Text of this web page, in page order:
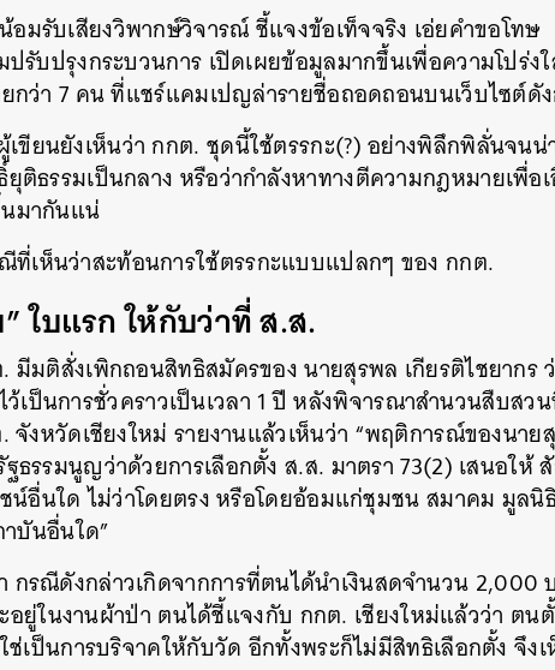
มรับเสียงวิพากษ์วิจารณ์ ชี้แจงข้อเท็จจริง เอ่ยคำขอโทษ
บปรุงกระบวนการ เปิดเผยข้อมูลมากขึ้นเพื่อความโปร่ง
ว่า 7 คน ที่แชร์แคมเปญล่ารายชื่อถอดถอนบนเว็บไซต์ดั
ขียนยังเห็นว่า กกต. ชุดนี้ใช้ตรรกะ(?) อย่างพิลึกพิลั่นจนน่
ติธรรมเป็นกลาง หรือว่ากำลังหาทางตีความกฎหมายเพื่อ
มากันแน่
ที่เห็นว่าสะท้อนการใช้ตรรกะแบบแปลกๆ ของ กกต.
ใบแรก ให้กับว่าที่ ส.ส.
มติสั่งเพิกถอนสิทธิสมัครของ นายสุรพล เกียรติไชยากร
ว้เป็นการชั่วคราวเป็นเวลา 1 ปี หลังพิจารณาสำนวนสืบสว
งหวัดเชียงใหม่ รายงานแล้วเห็นว่า “พฤติการณ์ของนาย
รรมนูญว่าด้วยการเลือกตั้ง ส.ส. มาตรา 73(2) เสนอให้
น์อื่นใด ไม่ว่าโดยตรง หรือโดยอ้อมแก่ชุมชน สมาคม มูลนิ
บันอื่นใด”
รณีดังกล่าวเกิดจากการที่ตนได้นำเงินสดจำนวน 2,000
อยู่ในงานผ้าป่า ตนได้ชี้แจงกับ กกต. เชียงใหม่แล้วว่า ตน
เป็นการบริจาคให้กับวัด อีกทั้งพระก็ไม่มีสิทธิเลือกตั้ง จึง
TWEET LINE EMAIL